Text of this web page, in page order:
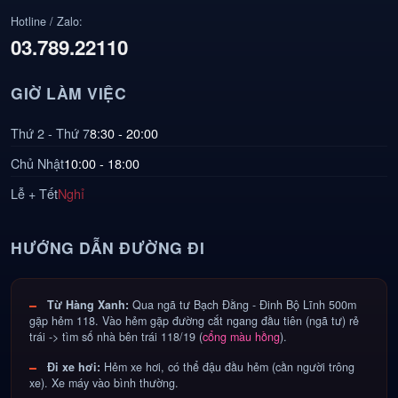
Hotline / Zalo:
03.789.22110
GIỜ LÀM VIỆC
Thứ 2 - Thứ 78:30 - 20:00
Chủ Nhật10:00 - 18:00
Lễ + TếtNghỉ
HƯỚNG DẪN ĐƯỜNG ĐI
Từ Hàng Xanh: Qua ngã tư Bạch Đằng - Đinh Bộ Lĩnh 500m
gặp hẻm 118. Vào hẻm gặp đường cắt ngang đầu tiên (ngã tư) rẻ
trái -> tìm số nhà bên trái 118/19 (cổng màu hồng).
Đi xe hơi: Hẻm xe hơi, có thể đậu đầu hẻm (cần người trông
xe). Xe máy vào bình thường.